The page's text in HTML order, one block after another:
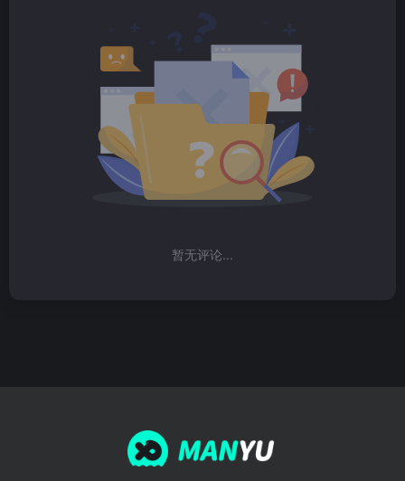
暂无评论...